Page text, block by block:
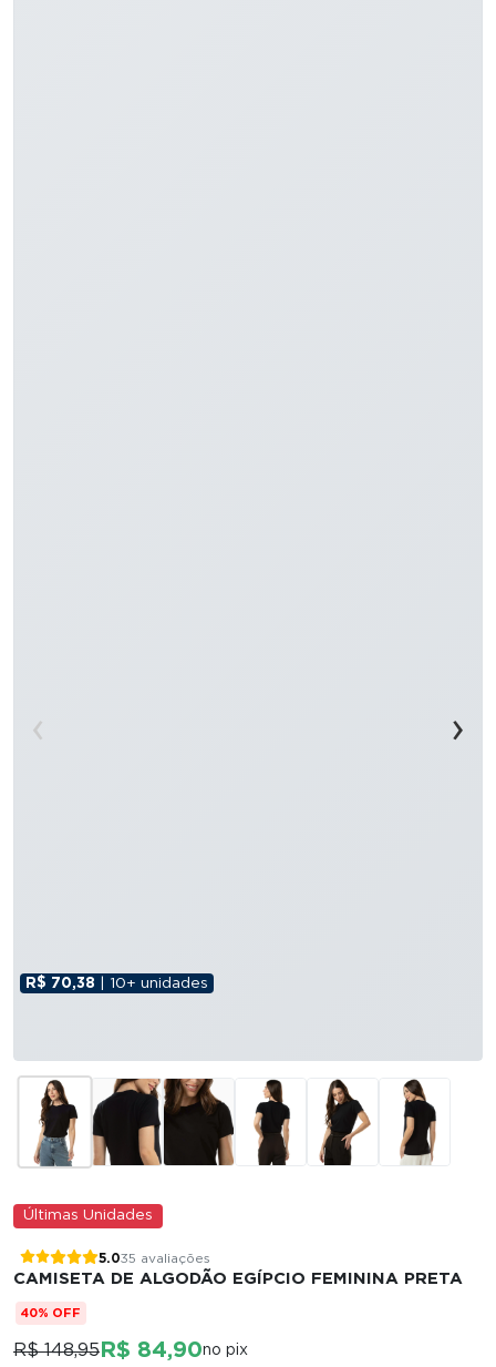
R$ 70,38 | 10+ unidades
‹ ›
Últimas Unidades
5.035 avaliações
CAMISETA DE ALGODÃO EGÍPCIO FEMININA PRETA
40% OFF
R$ 148,95 R$ 84,90no pix